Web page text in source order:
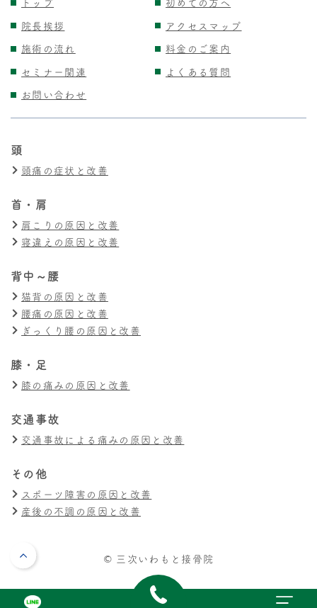
院長挨拶
アクセスマップ
施術の流れ
料金のご案内
セミナー関連
よくある質問
お問い合わせ
頭
頭痛の症状と改善
首・肩
肩こりの原因と改善
寝違えの原因と改善
背中～腰
猫背の原因と改善
腰痛の原因と改善
ぎっくり腰の原因と改善
膝・足
膝の痛みの原因と改善
交通事故
交通事故による痛みの原因と改善
その他
スポーツ障害の原因と改善
産後の不調の原因と改善
© 三次いわもと接骨院